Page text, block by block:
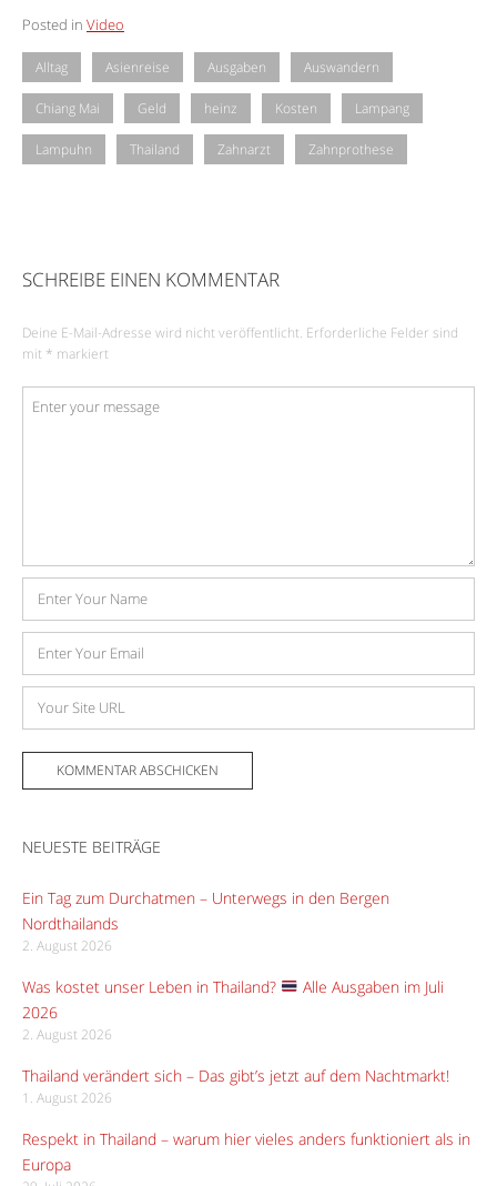
Posted in Video
Alltag Asienreise Ausgaben Auswandern
Chiang Mai Geld heinz Kosten Lampang
Lampuhn Thailand Zahnarzt Zahnprothese
SCHREIBE EINEN KOMMENTAR
Deine E-Mail-Adresse wird nicht veröffentlicht. Erforderliche Felder sind
mit * markiert
Kommentar
Name
Mail-
Website
NEUESTE BEITRÄGE
Ein Tag zum Durchatmen – Unterwegs in den Bergen
Nordthailands
2. August 2026
Was kostet unser Leben in Thailand?
Alle Ausgaben im Juli
2026
2. August 2026
Thailand verändert sich – Das gibt’s jetzt auf dem Nachtmarkt!
1. August 2026
Respekt in Thailand – warum hier vieles anders funktioniert als in
Europa